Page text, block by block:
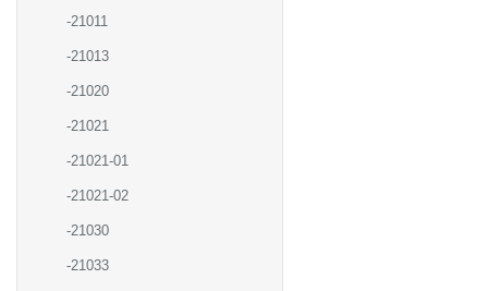
-21011
-21013
-21020
-21021
-21021-01
-21021-02
-21030
-21033